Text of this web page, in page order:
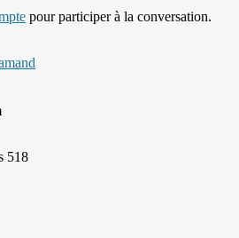
pour participer à la conversation.
518